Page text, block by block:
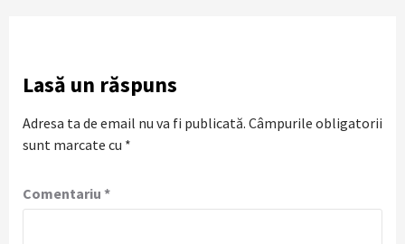
Lasă un răspuns
Adresa ta de email nu va fi publicată. Câmpurile obligatorii
sunt marcate cu *
Comentariu *